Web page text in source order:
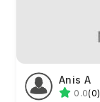
Anis A
0.0(0)